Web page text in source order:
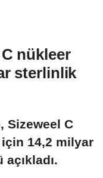
nükleer
sterlinlik
Sizeweel C
14,2 milyar